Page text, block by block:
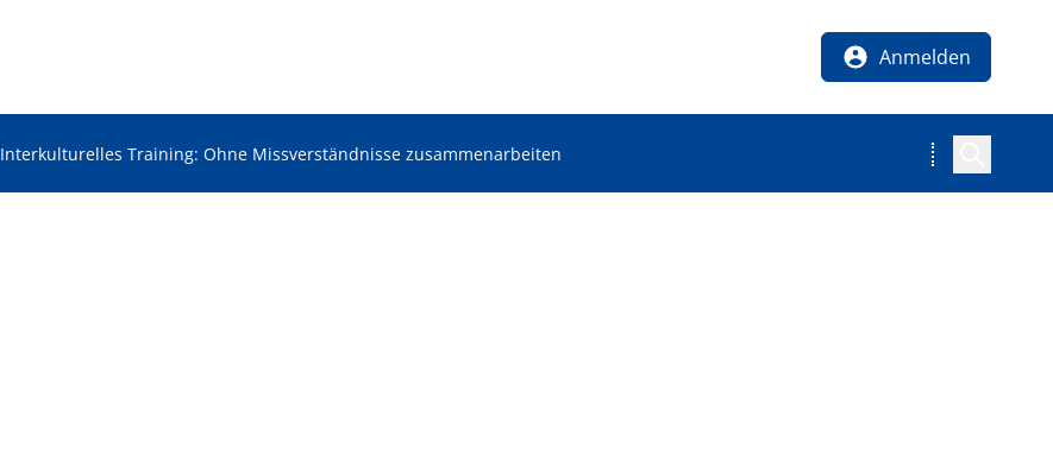
Anmelden
Interkulturelles Training: Ohne Missverständnisse zusammenarbeiten